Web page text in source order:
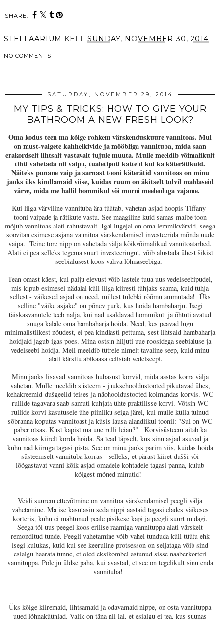
SHARE:
STELLAARIUM KELL SUNDAY, NOVEMBER 30, 2014
NO COMMENTS
SATURDAY, NOVEMBER 29, 2014
MY TIPS & TRICKS: HOW TO GIVE YOUR
BATHROOM A NEW FRESH LOOK?
Oma kodus teen ma kõige rohkem värskenduskuure vannitoas. Mul
on must-valgete kahhelkivide ja mööbliga vannituba, mida saan
erakordselt lihtsalt vastavalt tujule muuta. Mulle meeldib võimalikult
tihti vahetada nii vaipu, tualetipoti katteid kui ka käterätikuid.
Näiteks punane vaip ja sarnast tooni käterätid vannitoas on minu
jaoks üks kindlamaid viise, kuidas ruum on äkitselt tulvil mahlaseid
värve, mida me hallil hommikul või morni meeleoluga vajame.
Kui liiga värviline vannituba ära tüütab, vahetan asjad hoopis Tiffany-
tooni vaipade ja rätikute vastu. See maagiline kuid samas malbe toon
mõjub vannitoas alati rahustavalt. Igal lugejal on oma lemmikvärvid, seega
soovitan esimese asjana vannitoa värskendamisel investeerida mõnda uude
vaipa. Teine tore nipp on vahetada välja kõikvõimalikud vannitoatarbed.
Alati ei pea selleks tegema suurt investeeringut, võib alustada ühest šikist
seebialusest koos vahva lõhnaseebiga.
Tean omast käest, kui palju elevust võib lastele tuua uus vedelseebipudel,
mis kipub esimesel nädalal küll liiga kiiresti tühjaks saama, kuid tühja
sellest - väikesed asjad on need, millest tulebki rõõmu ammutada! Üks
selline "väike asjake" on põnev purk, kus hoida hambaharju. Isegi
täiskasvanutele teeb nalja, kui nad usaldavad hommikuti ja õhtuti avatud
suuga kalale oma hambaharja hoida. Need, kes peavad lugu
minimalistlikest nõudest, ei pea kindlasti pettuma, sest lihtsaid hambaharja
hoidjaid jagub igas poes. Mina ostsin hiljuti uue roosidega seebialuse ja
vedelseebi hoidja. Meil meeldib tütrele nimelt tavaline seep, kuid minu
alati kärsitu abikaasa eelistab vedelseepi.
Minu jaoks lisavad vannitoas hubasust korvid, mida aastas korra välja
vahetan. Mulle meeldib süsteem - juuksehooldustooted pikutavad ühes,
kehakreemid-dušgeelid teises ja näohooldustooted kolmandas korvis. WC
rullide tagavara saab samuti kuhjata ühte praktilisse korvi. Võtsin WC
rullide korvi kasutusele ühe piinliku seiga järel, kui mulle külla tulnud
sõbranna koputas vannitoast ja küsis lausa alandlikul toonil: "Sul on WC
paber otsas. Kust kapist ma uue rulli leian?" Korvisüsteem aitab ka
vannitoas kiirelt korda hoida. Sa tead täpselt, kus sinu asjad asuvad ja
kuhu nad kiiruga tagasi pista. See on minu jaoks parim viis, kuidas hoida
süsteemselt vannituba korras - selleks, et pärast kiiret dušši või
lõõgastavat vanni kõik asjad omadele kohtadele tagasi panna, kulub
kõigest mõned minutid!
Veidi suurem ettevõtmine on vannitoa värskendamisel peegli välja
vahetamine. Ma ise kasutasin seda nippi aastaid tagasi elades väikeses
korteris, kuhu ei mahtunud peale pisikese kapi ja peegli suurt midagi.
Seega tõi uus peegel koos erilise raamiga vannituppa alati värskelt
remonditud tunde. Peegli vahetamine võib vahel tunduda küll tüütu ehk
isegi kulukas, kuid kui see keeruline protsesson on seljataga võib sind
esialgu haarata tunne, et oled eksikombel astunud sisse naaberkorteri
vannituppa. Pole ju üldse paha, kui avastad, et see on tegelikult sinu enda
vannituba!
Üks kõige kiiremaid, lihtsamaid ja odavamaid nippe, on osta vannituppa
uued lõhnaküünlad. Valik on täna nii lai, et esialgu ei tea, kus suunas